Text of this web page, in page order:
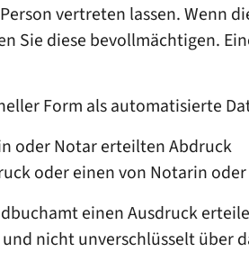
vertreten lassen. Wenn
Sie diese bevollmächtigen.
Form als automatisierte
oder Notar erteilten Abdruck
oder einen von Notarin
einen Ausdruck
nicht unverschlüsselt über